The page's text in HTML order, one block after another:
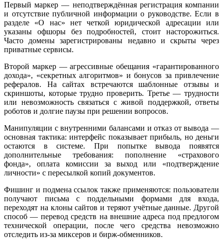
Первый маркер — неподтверждённая регистрация компании
и отсутствие публичной информации о руководстве. Если в
разделе «О нас» нет четкой юридической адресации или
указаны офшоры без подробностей, стоит насторожиться.
Часто домены зарегистрированы недавно и скрыты через
приватные сервисы.
Второй маркер — агрессивные обещания «гарантированного
дохода», «секретных алгоритмов» и бонусов за привлечение
рефералов. На сайтах встречаются шаблонные отзывы и
скриншоты, которые трудно проверить. Третье — трудности
или невозможность связаться с живой поддержкой, ответы
роботов и долгие паузы при решении вопросов.
Манипуляции с внутренними балансами и отказ от вывода —
основная тактика: интерфейс показывает прибыль, но деньги
остаются в системе. При попытке вывода появятся
дополнительные требования: пополнение «страхового
фонда», оплата комиссии за выход или «подтверждение
личности» с пересылкой копий документов.
Фишинг и подмена ссылок также применяются: пользователи
получают письма с поддельными формами для входа,
переходят на клоны сайтов и теряют учётные данные. Другой
способ — перевод средств на внешние адреса под предлогом
технической операции, после чего средства невозможно
отследить из-за миксеров и бирж-обменников.